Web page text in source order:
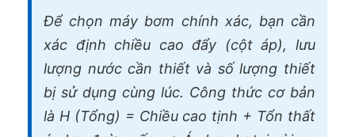
Để chọn máy bơm chính xác, bạn cần
xác định chiều cao đẩy (cột áp), lưu
lượng nước cần thiết và số lượng thiết
bị sử dụng cùng lúc. Công thức cơ bản
là H (Tổng) = Chiều cao tịnh + Tổn thất